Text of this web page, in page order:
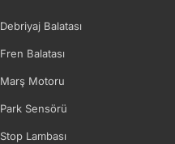
Debriyaj Balatası
Fren Balatası
Marş Motoru
Park Sensörü
Stop Lambası